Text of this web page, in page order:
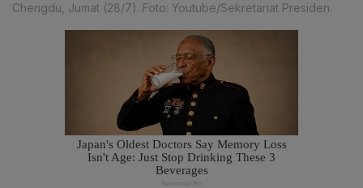
Chengdu, Jumat (28/7). Foto: Youtube/Sekretariat Presiden.